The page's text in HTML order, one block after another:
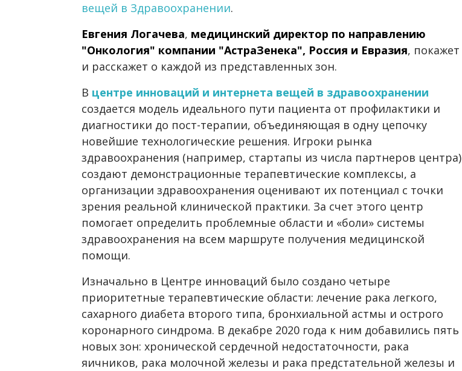
вещей в Здравоохранении.
Евгения Логачева, медицинский директор по направлению
"Онкология" компании "АстраЗенека", Россия и Евразия, покажет
и расскажет о каждой из представленных зон.
В центре инноваций и интернета вещей в здравоохранении
создается модель идеального пути пациента от профилактики и
диагностики до пост-терапии, объединяющая в одну цепочку
новейшие технологические решения. Игроки рынка
здравоохранения (например, стартапы из числа партнеров центра)
создают демонстрационные терапевтические комплексы, а
организации здравоохранения оценивают их потенциал с точки
зрения реальной клинической практики. За счет этого центр
помогает определить проблемные области и «боли» системы
здравоохранения на всем маршруте получения медицинской
помощи.
Изначально в Центре инноваций было создано четыре
приоритетные терапевтические области: лечение рака легкого,
сахарного диабета второго типа, бронхиальной астмы и острого
коронарного синдрома. В декабре 2020 года к ним добавились пять
новых зон: хронической сердечной недостаточности, рака
яичников, рака молочной железы и рака предстательной железы и